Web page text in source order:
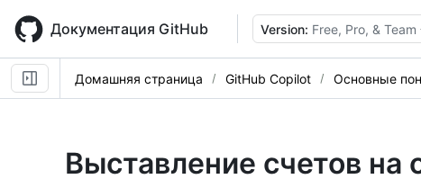
main
content
Документация GitHub Version: Free, Pro, & Team
Домашняя страница GitHub Copilot Основные
Выставление счетов на